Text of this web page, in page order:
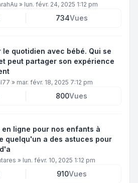
» lun. févr. 24, 2025 1:12 pm
734Vues
quotidien avec bébé. Qui se
peut partager son expérience
» mar. févr. 18, 2025 7:12 pm
800Vues
ligne pour nos enfants à
quelqu'un a des astuces pour
» lun. févr. 10, 2025 1:12 pm
910Vues